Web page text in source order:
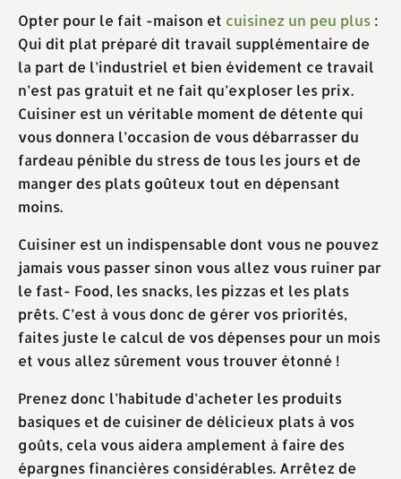
Opter pour le fait -maison et cuisinez un peu plus :
Qui dit plat préparé dit travail supplémentaire de
la part de l’industriel et bien évidement ce travail
n’est pas gratuit et ne fait qu’exploser les prix.
Cuisiner est un véritable moment de détente qui
vous donnera l’occasion de vous débarrasser du
fardeau pénible du stress de tous les jours et de
manger des plats goûteux tout en dépensant
moins.
Cuisiner est un indispensable dont vous ne pouvez
jamais vous passer sinon vous allez vous ruiner par
le fast- Food, les snacks, les pizzas et les plats
prêts. C’est à vous donc de gérer vos priorités,
faites juste le calcul de vos dépenses pour un mois
et vous allez sûrement vous trouver étonné !
Prenez donc l’habitude d’acheter les produits
basiques et de cuisiner de délicieux plats à vos
goûts, cela vous aidera amplement à faire des
épargnes financières considérables. Arrêtez de